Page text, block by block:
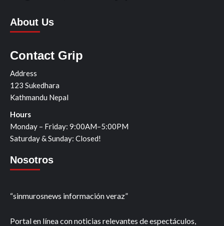
About Us
Contact Grip
Address
123 Sukedhara
Kathmandu Nepal
Hours
Monday – Friday: 9:00AM–5:00PM
Saturday & Sunday: Closed!
Nosotros
“sinmurosnews información veraz”
Portal en línea con noticias relevantes de espectáculos,